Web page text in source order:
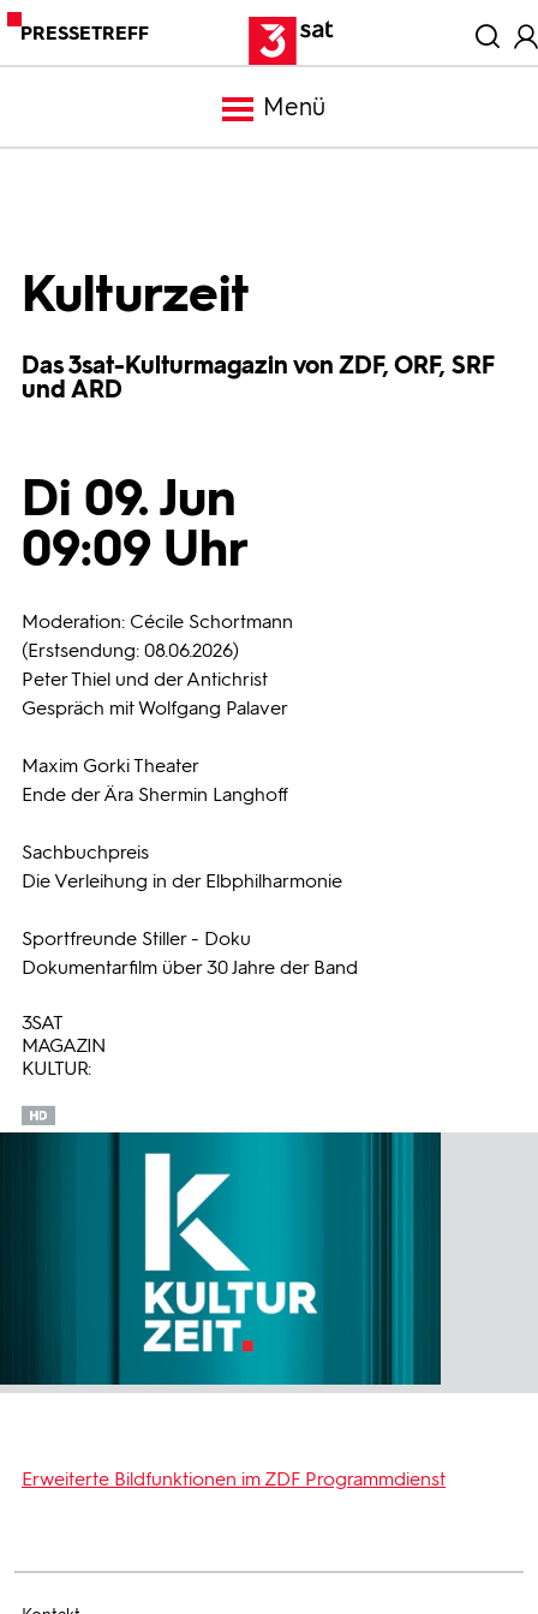
PRESSETREFF
Menü
Kulturzeit
Das 3sat-Kulturmagazin von ZDF, ORF, SRF
und ARD
Di 09. Jun
09:09 Uhr
Moderation: Cécile Schortmann
(Erstsendung: 08.06.2026)
Peter Thiel und der Antichrist
Gespräch mit Wolfgang Palaver
Maxim Gorki Theater
Ende der Ära Shermin Langhoff
Sachbuchpreis
Die Verleihung in der Elbphilharmonie
Sportfreunde Stiller - Doku
Dokumentarfilm über 30 Jahre der Band
3SAT
MAGAZIN
KULTUR:
Erweiterte Bildfunktionen im ZDF Programmdienst